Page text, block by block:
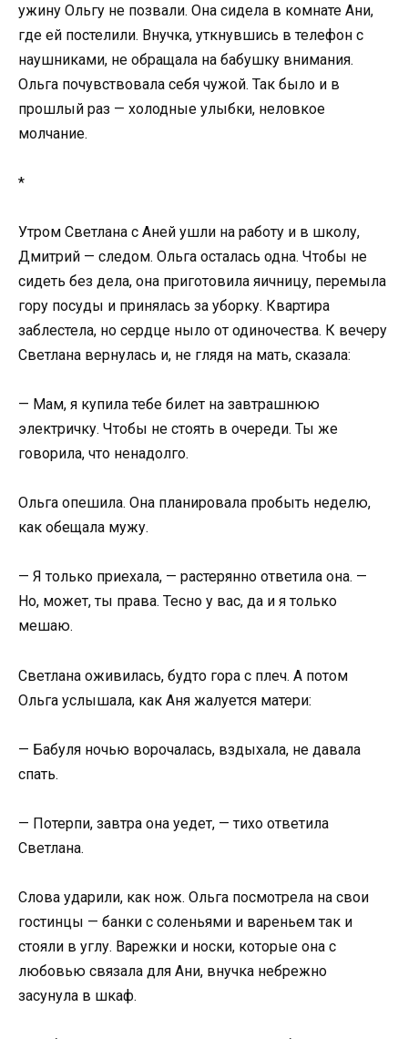
ужину Ольгу не позвали. Она сидела в комнате Ани,
где ей постелили. Внучка, уткнувшись в телефон с
наушниками, не обращала на бабушку внимания.
Ольга почувствовала себя чужой. Так было и в
прошлый раз — холодные улыбки, неловкое
молчание.
*
Утром Светлана с Аней ушли на работу и в школу,
Дмитрий — следом. Ольга осталась одна. Чтобы не
сидеть без дела, она приготовила яичницу, перемыла
гору посуды и принялась за уборку. Квартира
заблестела, но сердце ныло от одиночества. К вечеру
Светлана вернулась и, не глядя на мать, сказала:
— Мам, я купила тебе билет на завтрашнюю
электричку. Чтобы не стоять в очереди. Ты же
говорила, что ненадолго.
Ольга опешила. Она планировала пробыть неделю,
как обещала мужу.
— Я только приехала, — растерянно ответила она. —
Но, может, ты права. Тесно у вас, да и я только
мешаю.
Светлана оживилась, будто гора с плеч. А потом
Ольга услышала, как Аня жалуется матери:
— Бабуля ночью ворочалась, вздыхала, не давала
спать.
— Потерпи, завтра она уедет, — тихо ответила
Светлана.
Слова ударили, как нож. Ольга посмотрела на свои
гостинцы — банки с соленьями и вареньем так и
стояли в углу. Варежки и носки, которые она с
любовью связала для Ани, внучка небрежно
засунула в шкаф.